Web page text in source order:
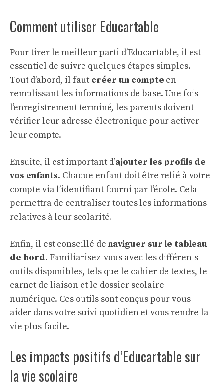
Comment utiliser Educartable
Pour tirer le meilleur parti d’Educartable, il est
essentiel de suivre quelques étapes simples.
Tout d’abord, il faut créer un compte en
remplissant les informations de base. Une fois
l’enregistrement terminé, les parents doivent
vérifier leur adresse électronique pour activer
leur compte.
Ensuite, il est important d’ajouter les profils de
vos enfants. Chaque enfant doit être relié à votre
compte via l’identifiant fourni par l’école. Cela
permettra de centraliser toutes les informations
relatives à leur scolarité.
Enfin, il est conseillé de naviguer sur le tableau
de bord. Familiarisez-vous avec les différents
outils disponibles, tels que le cahier de textes, le
carnet de liaison et le dossier scolaire
numérique. Ces outils sont conçus pour vous
aider dans votre suivi quotidien et vous rendre la
vie plus facile.
Les impacts positifs d’Educartable sur
la vie scolaire